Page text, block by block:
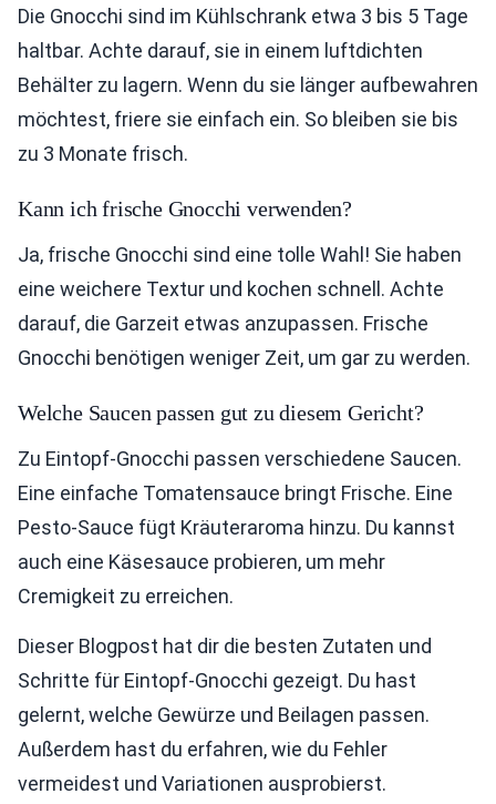
Die Gnocchi sind im Kühlschrank etwa 3 bis 5 Tage
haltbar. Achte darauf, sie in einem luftdichten
Behälter zu lagern. Wenn du sie länger aufbewahren
möchtest, friere sie einfach ein. So bleiben sie bis
zu 3 Monate frisch.
Kann ich frische Gnocchi verwenden?
Ja, frische Gnocchi sind eine tolle Wahl! Sie haben
eine weichere Textur und kochen schnell. Achte
darauf, die Garzeit etwas anzupassen. Frische
Gnocchi benötigen weniger Zeit, um gar zu werden.
Welche Saucen passen gut zu diesem Gericht?
Zu Eintopf-Gnocchi passen verschiedene Saucen.
Eine einfache Tomatensauce bringt Frische. Eine
Pesto-Sauce fügt Kräuteraroma hinzu. Du kannst
auch eine Käsesauce probieren, um mehr
Cremigkeit zu erreichen.
Dieser Blogpost hat dir die besten Zutaten und
Schritte für Eintopf-Gnocchi gezeigt. Du hast
gelernt, welche Gewürze und Beilagen passen.
Außerdem hast du erfahren, wie du Fehler
vermeidest und Variationen ausprobierst.